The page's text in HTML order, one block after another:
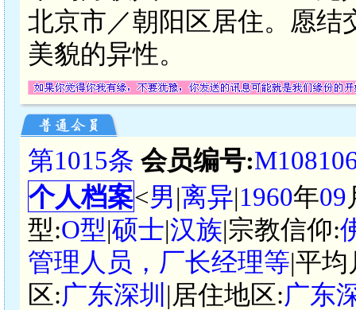
北京市／朝阳区居住。愿结
美貌的异性。
第1015条 会员编号:
个人档案<男|离异|1960年09
型:O型|硕士|汉族|宗教信仰:
管理人员，厂长经理等|平
区:广东深圳 |居住地区:广东